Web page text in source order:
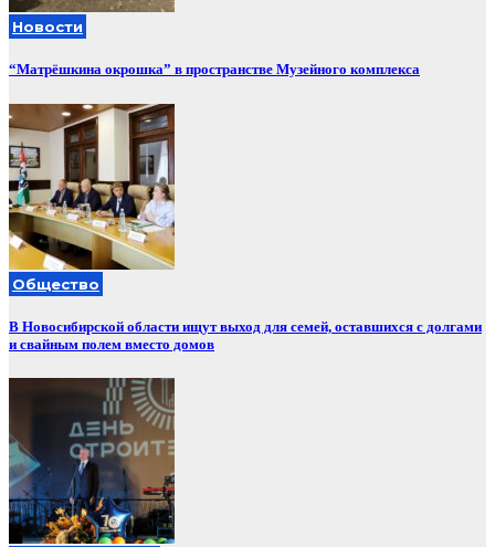
Новости
“Матрёшкина окрошка” в пространстве Музейного комплекса
Общество
В Новосибирской области ищут выход для семей, оставшихся с долгами
и свайным полем вместо домов